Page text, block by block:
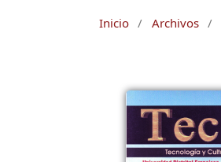
Inicio / Archivos /